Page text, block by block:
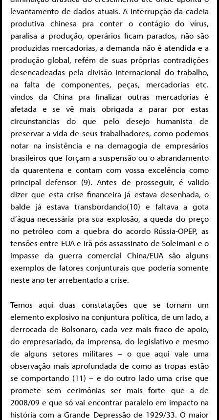
levantamento de dados atuais. A interrupção da cadeia
produtiva chinesa pra conter o contágio do vírus,
paralisa a produção, operários ficam parados, não são
produzidas mercadorias, a demanda não é atendida e a
produção global, refém de suas próprias contradições
desencadeadas pela divisão internacional do trabalho,
na falta de componentes, peças, mercadorias etc.
vindos da China pra finalizar outras mercadorias é
afetada e se vê mais obrigada a parar por estas
circunstancias do que pelo desejo humanista de
preservar a vida de seus trabalhadores, como podemos
notar na insistência e na demagogia de empresários
brasileiros que forçam a suspensão ou o abrandamento
da quarentena e contam com vossa excelência como
principal defensor (9). Antes de prosseguir, é valido
dizer que esta crise financeira já estava desenhada, o
balde já estava transbordando(10) e faltava a gota
d’água necessária pra sua explosão, a queda do preço
no petróleo com a quebra do acordo Rússia-OPEP, as
tensões entre EUA e Irã pós assassinato de Soleimani e o
impasse da guerra comercial China/EUA são alguns
exemplos de fatores conjunturais que poderia somente
neste ano ter arrebentado a crise.
Temos aqui duas constatações que se tornam um
elemento explosivo na conjuntura política, de um lado, a
derrocada de Bolsonaro, cada vez mais fraco de apoio,
do empresariado, da imprensa, do legislativo e mesmo
de alguns setores militares – o que aqui vale uma
observação mais aprofundada de como as tropas estão
se comportando (11) – e do outro lado uma crise que
promete sem cerimônias ser mais forte que a de
2008/09 e que só vai encontrar paralelo em impacto na
história com a Grande Depressão de 1929/33. O maior